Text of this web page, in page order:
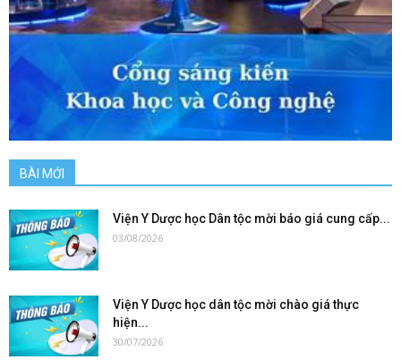
BÀI MỚI
Viện Y Dược học Dân tộc mời báo giá cung cấp...
03/08/2026
Viện Y Dược học dân tộc mời chào giá thực
hiện...
30/07/2026